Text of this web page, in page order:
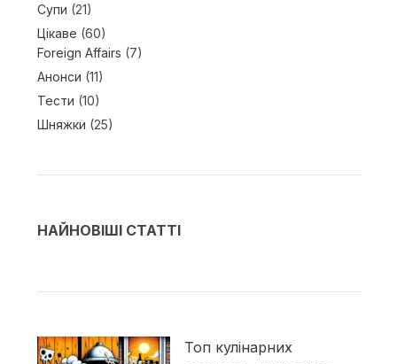
Супи (21)
Цікаве (60)
Foreign Affairs (7)
Анонси (11)
Тести (10)
Шняжки (25)
НАЙНОВІШІ СТАТТІ
Топ кулінарних